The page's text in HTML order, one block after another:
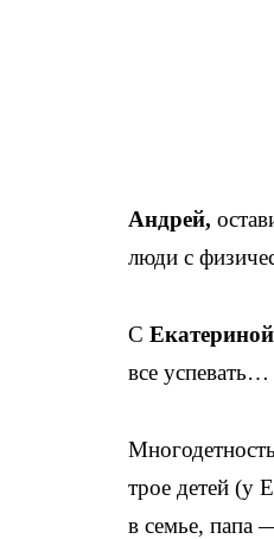
Андрей,
люди с
С Екатериной
все успевать…
трое детей (у
в семье, папа